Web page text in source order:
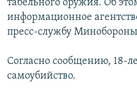
табельного оружия. Об
информационное
пресс-службу
Согласно сообщению, 18-
самоубийство.